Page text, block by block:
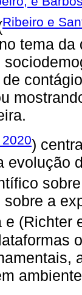
Ribeiro e
tema
)
evolução
a
e (Richter